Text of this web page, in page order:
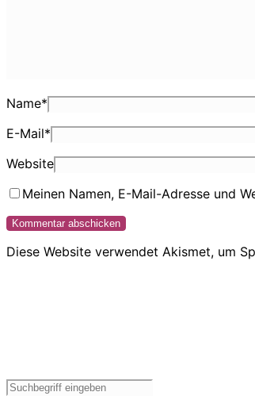
Name*
E-Mail*
Website
Meinen Namen, E-Mail-Adresse und
Diese Website verwendet Akismet, um